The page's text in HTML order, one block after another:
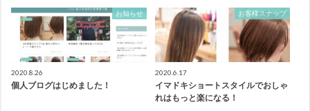
お知らせ
2020.8.26
個人ブログはじめました！
お客様スナップ
2020.6.17
イマドキショートスタイルでおしゃ
れはもっと楽になる！